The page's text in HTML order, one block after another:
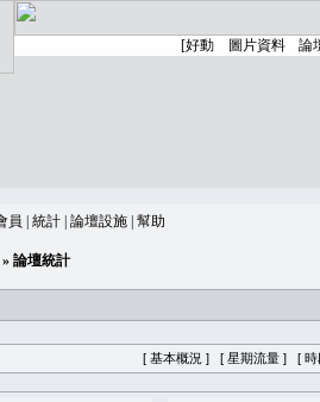
員 統計 論壇設施 幫助
» 論壇統計
[ 基本概況 ] [ 星期流量 ] [ 時